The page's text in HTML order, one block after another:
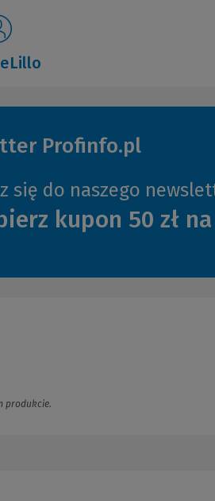
Profinfo.pl
się do naszego
kupon 50 zł
produkcie.